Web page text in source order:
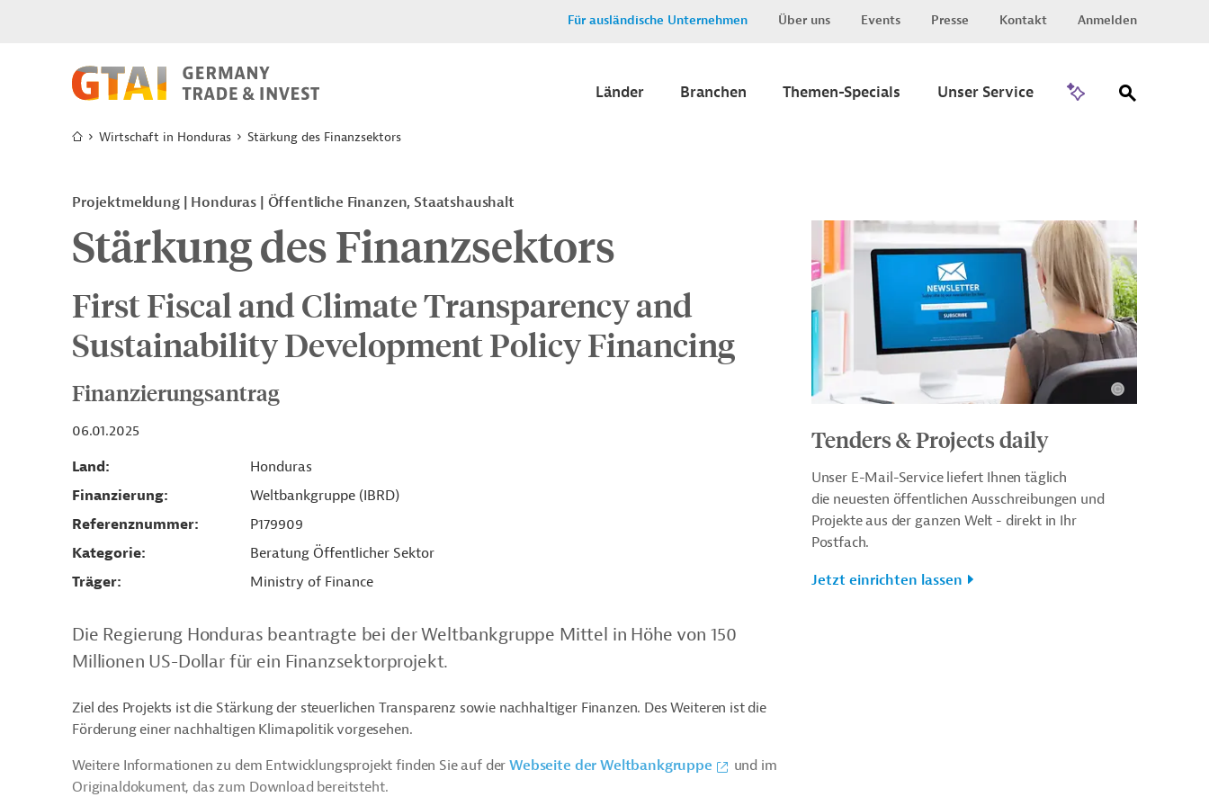
Für ausländische Unternehmen Über uns Events Presse Kontakt Anmelden
Länder Branchen Themen-Specials Unser Service
Wirtschaft in Honduras Stärkung des Finanzsektors
Projektmeldung Honduras Öffentliche Finanzen, Staatshaushalt
Stärkung des Finanzsektors
First Fiscal and Climate Transparency and
Sustainability Development Policy Financing
Finanzierungsantrag
06.01.2025
Land
Honduras
Finanzierung
Weltbankgruppe (IBRD)
Referenznummer
P179909
Kategorie
Beratung Öffentlicher Sektor
Träger
Ministry of Finance
Die Regierung Honduras beantragte bei der Weltbankgruppe Mittel in Höhe von 150
Millionen US-Dollar für ein Finanzsektorprojekt.
Ziel des Projekts ist die Stärkung der steuerlichen Transparenz sowie nachhaltiger Finanzen. Des Weiteren ist die
Förderung einer nachhaltigen Klimapolitik vorgesehen.
Weitere Informationen zu dem Entwicklungsprojekt finden Sie auf derWebseite der Weltbankgruppe
und im
Originaldokument, das zum Download bereitsteht.
Tenders & Projects daily
Unser E-Mail-Service liefert Ihnen täglich
die neuesten öffentlichen Ausschreibungen und
Projekte aus der ganzen Welt - direkt in Ihr
Postfach.
Jetzt einrichten lassen